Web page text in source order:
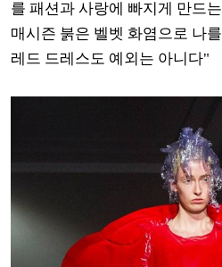
를 패션과 사랑에 빠지게 만드
매시즌 붉은 벨벳 화염으로 나
레드 드레스도 예외는 아니다"